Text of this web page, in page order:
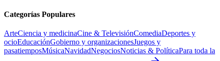
Categorías Populares
ArteCiencia y medicinaCine & TelevisiónComediaDeportes y
ocioEducaciónGobierno y organizacionesJuegos y
pasatiemposMúsicaNavidadNegociosNoticias & PolíticaPara toda la